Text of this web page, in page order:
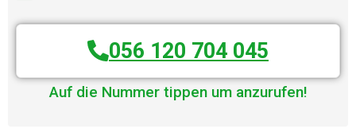
056 120 704 045
Auf die Nummer tippen um anzurufen!